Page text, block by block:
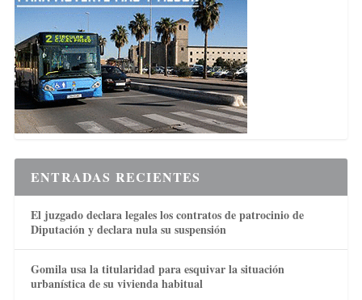
ENTRADAS RECIENTES
El juzgado declara legales los contratos de patrocinio de
Diputación y declara nula su suspensión
Gomila usa la titularidad para esquivar la situación
urbanística de su vivienda habitual